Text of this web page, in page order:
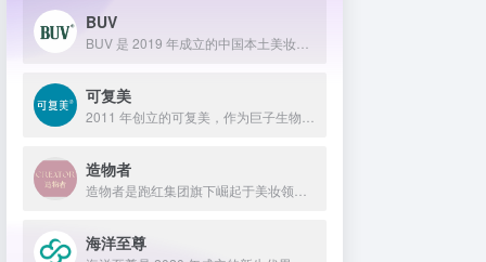
BUV
可复美
造物者
海洋至尊